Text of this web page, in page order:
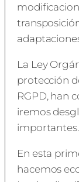
La Ley
protección
RGPD, han
iremos
importantes.
En esta
hacemos